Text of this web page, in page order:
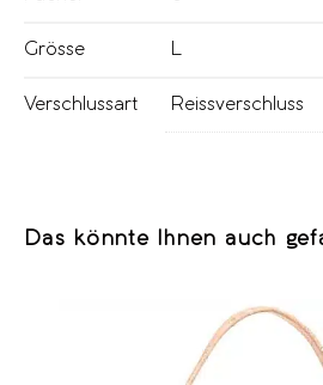
Grösse L
Verschlussart Reissverschluss
Das könnte Ihnen auch